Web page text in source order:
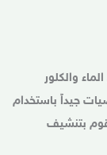
والكلور
جيداً باستخدام
بتنشيف